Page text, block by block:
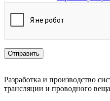
Разработка и производство
трансляции и проводного